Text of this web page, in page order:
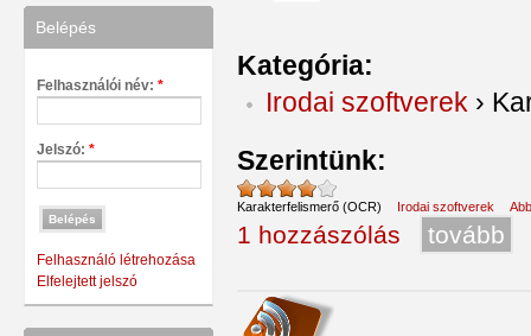
Belépés
Felhasználói név: *
Jelszó: *
Felhasználó létrehozása
Elfelejtett jelszó
Kategória:
Irodai szoftverek ›
Szerintünk:
Karakterfelismerő (OCR) Irodai szoftverek
1 hozzászólás tovább